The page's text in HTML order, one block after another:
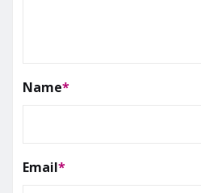
Name*
Email*